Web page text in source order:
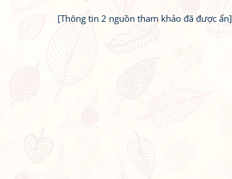
[Thông tin 2 nguồn tham khảo đã được ẩn]